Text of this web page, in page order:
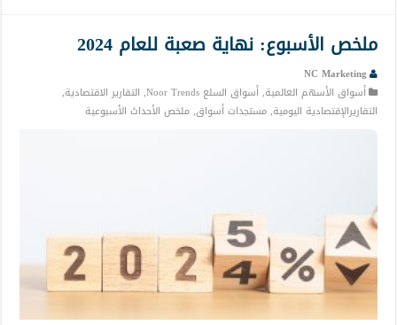
ملخص الأسبوع: نهاية صعبة للعام 2024
NC Marketing
أسواق الأسهم العالمية,أسواق السلع Noor Trends , التقارير الاقتصادية,
التقاريرالإقتصادية اليومية,مستجدات أسواق,ملخص الأحداث الأسبوعية